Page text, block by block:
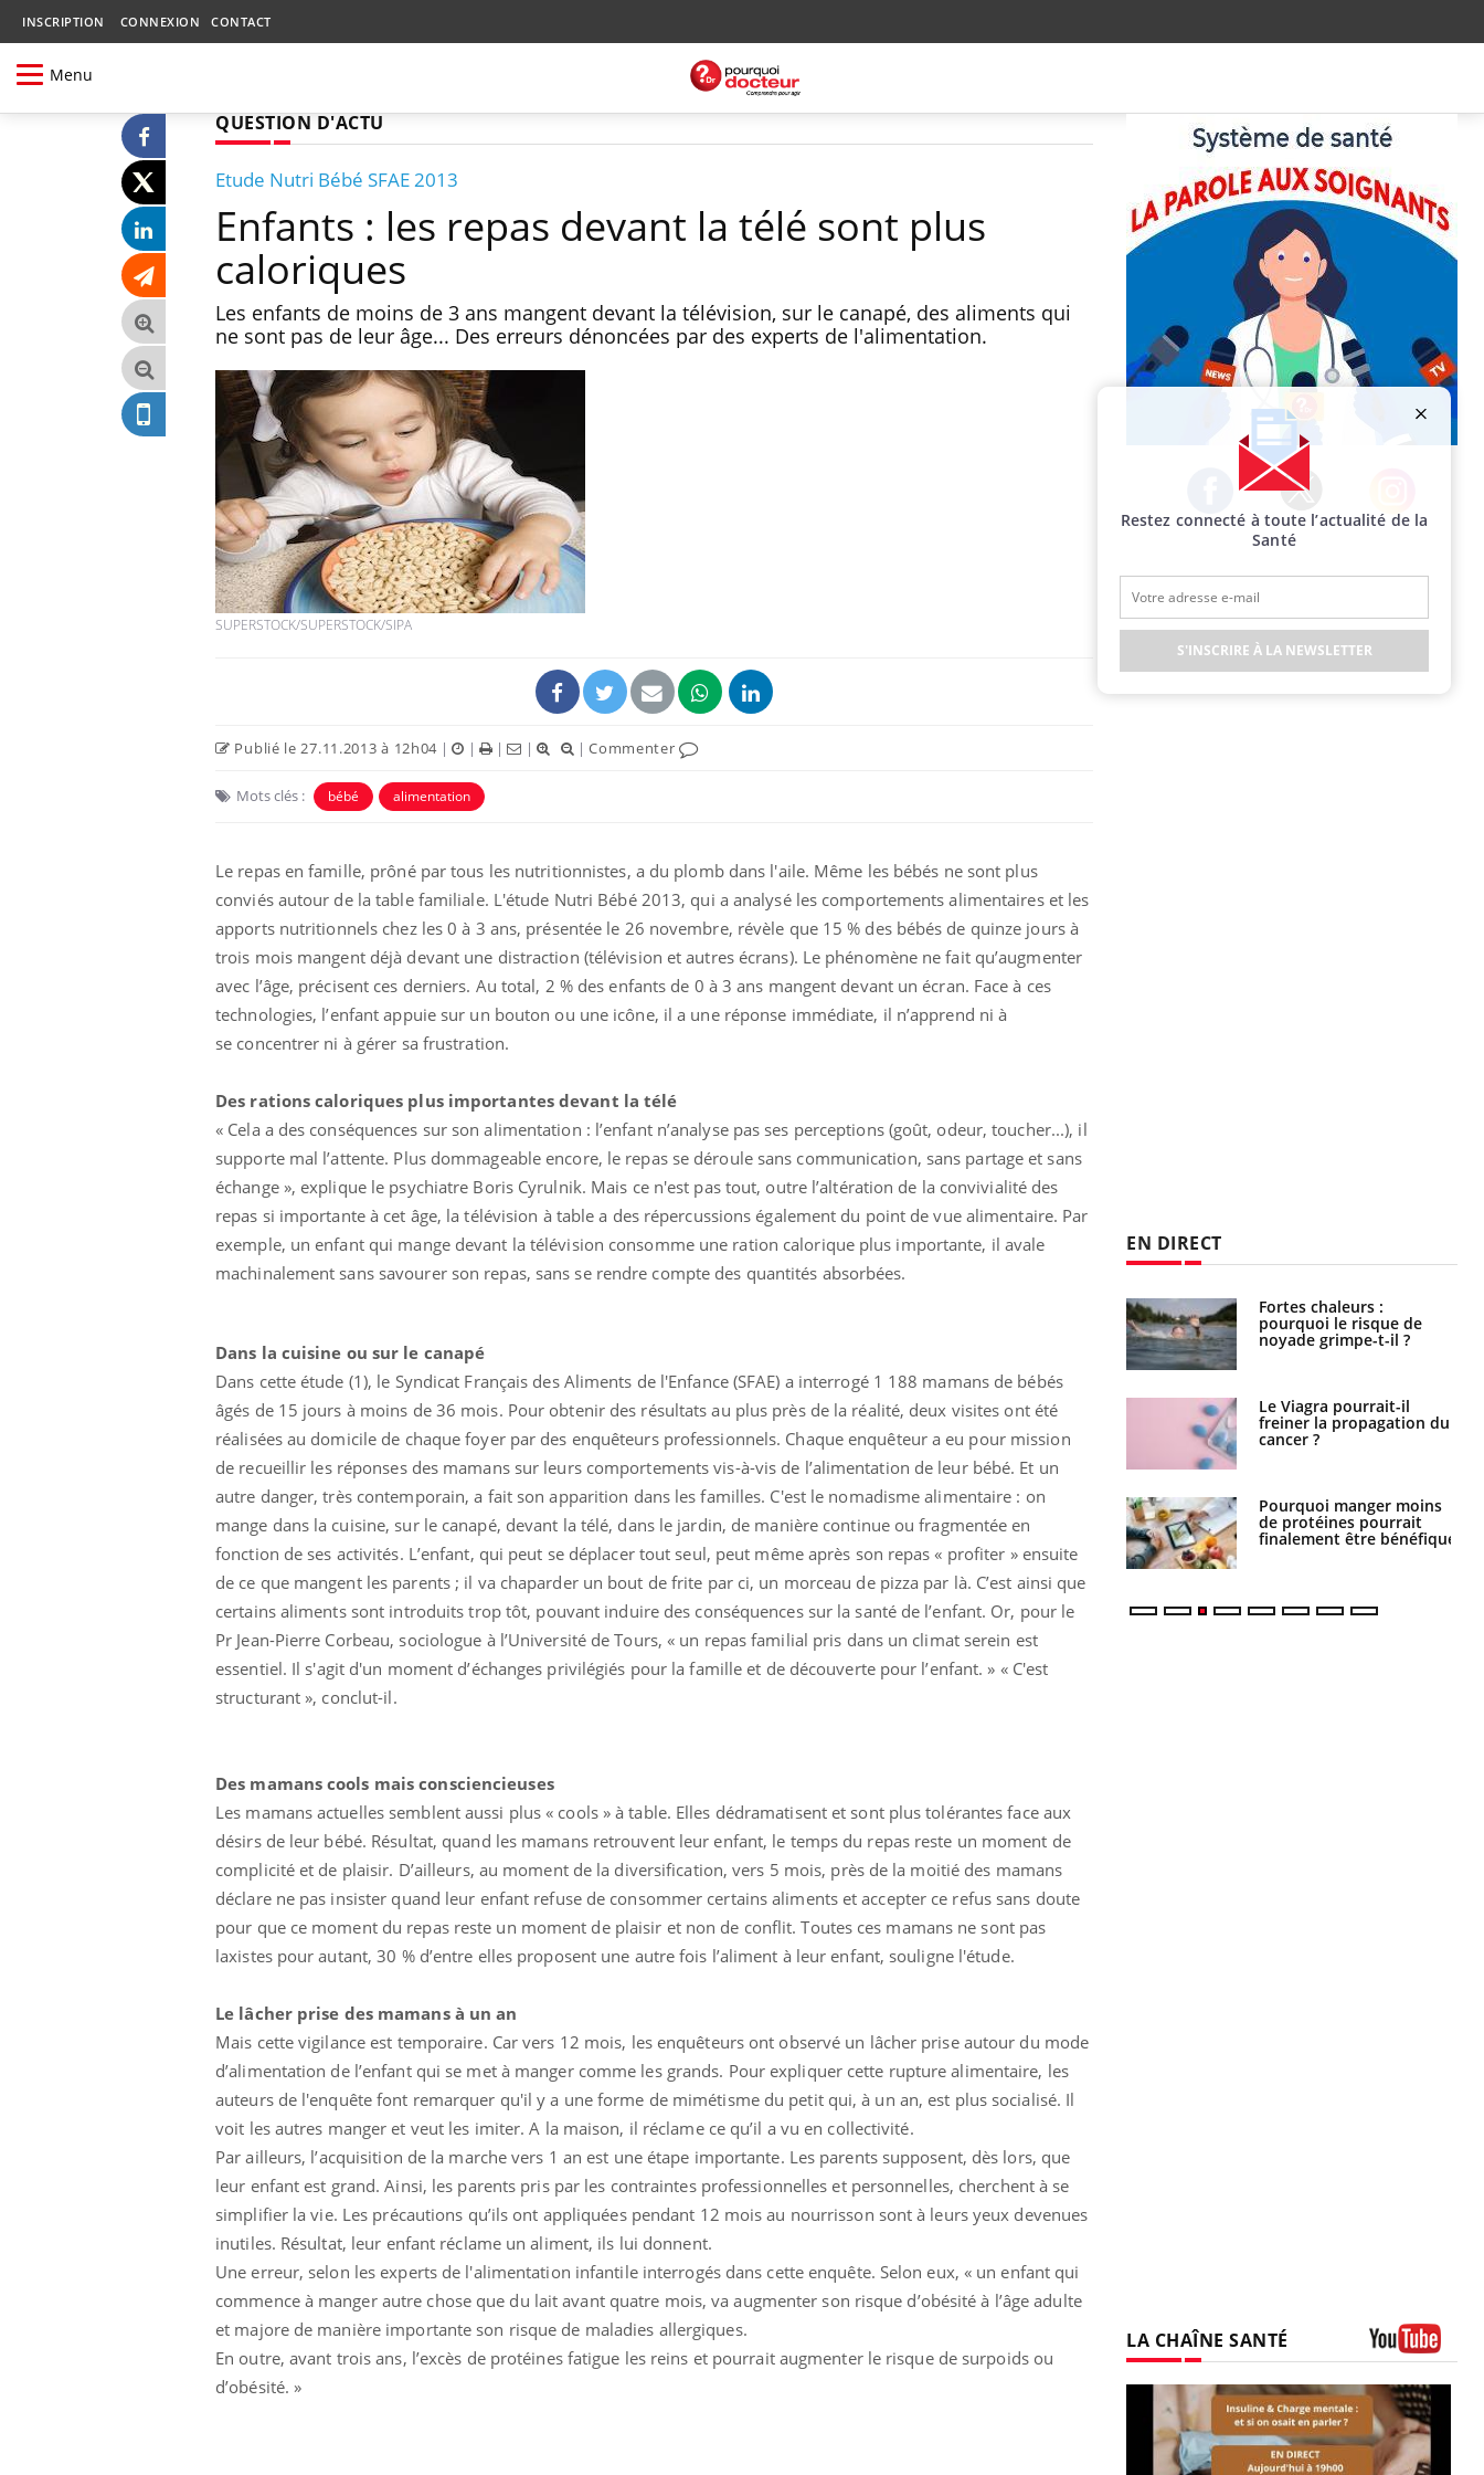
INSCRIPTION CONNEXION CONTACT
Menu
QUESTION D'ACTU
Etude Nutri Bébé SFAE 2013
Enfants : les repas devant la télé sont plus
caloriques
Les enfants de moins de 3 ans mangent devant la télévision, sur le canapé, des aliments qui
ne sont pas de leur âge... Des erreurs dénoncées par des experts de l'alimentation.
SUPERSTOCK/SUPERSTOCK/SIPA
Publié le 27.11.2013 à 12h04 | | | | |Commenter
Mots clés : bébé alimentation
Le repas en famille, prôné par tous les nutritionnistes, a du plomb dans l'aile. Même les bébés ne sont plus
conviés autour de la table familiale. L'étude Nutri Bébé 2013, qui a analysé les comportements alimentaires et les
apports nutritionnels chez les 0 à 3 ans, présentée le 26 novembre, révèle que 15 % des bébés de quinze jours à
trois mois mangent déjà devant une distraction (télévision et autres écrans). Le phénomène ne fait qu’augmenter
avec l’âge, précisent ces derniers. Au total, 2 % des enfants de 0 à 3 ans mangent devant un écran. Face à ces
technologies, l’enfant appuie sur un bouton ou une icône, il a une réponse immédiate, il n’apprend ni à
se concentrer ni à gérer sa frustration.
Des rations caloriques plus importantes devant la télé
« Cela a des conséquences sur son alimentation : l’enfant n’analyse pas ses perceptions (goût, odeur, toucher...), il
supporte mal l’attente. Plus dommageable encore, le repas se déroule sans communication, sans partage et sans
échange », explique le psychiatre Boris Cyrulnik. Mais ce n'est pas tout, outre l’altération de la convivialité des
repas si importante à cet âge, la télévision à table a des répercussions également du point de vue alimentaire. Par
exemple, un enfant qui mange devant la télévision consomme une ration calorique plus importante, il avale
machinalement sans savourer son repas, sans se rendre compte des quantités absorbées.
Dans la cuisine ou sur le canapé
Dans cette étude (1), le Syndicat Français des Aliments de l'Enfance (SFAE) a interrogé 1 188 mamans de bébés
âgés de 15 jours à moins de 36 mois. Pour obtenir des résultats au plus près de la réalité, deux visites ont été
réalisées au domicile de chaque foyer par des enquêteurs professionnels. Chaque enquêteur a eu pour mission
de recueillir les réponses des mamans sur leurs comportements vis-à-vis de l’alimentation de leur bébé. Et un
autre danger, très contemporain, a fait son apparition dans les familles. C'est le nomadisme alimentaire : on
mange dans la cuisine, sur le canapé, devant la télé, dans le jardin, de manière continue ou fragmentée en
fonction de ses activités. L’enfant, qui peut se déplacer tout seul, peut même après son repas « profiter » ensuite
de ce que mangent les parents ; il va chaparder un bout de frite par ci, un morceau de pizza par là. C’est ainsi que
certains aliments sont introduits trop tôt, pouvant induire des conséquences sur la santé de l’enfant. Or, pour le
Pr Jean-Pierre Corbeau, sociologue à l’Université de Tours, « un repas familial pris dans un climat serein est
essentiel. Il s'agit d'un moment d’échanges privilégiés pour la famille et de découverte pour l’enfant. » « C'est
structurant », conclut-il.
Des mamans cools mais consciencieuses
Les mamans actuelles semblent aussi plus « cools » à table. Elles dédramatisent et sont plus tolérantes face aux
désirs de leur bébé. Résultat, quand les mamans retrouvent leur enfant, le temps du repas reste un moment de
complicité et de plaisir. D’ailleurs, au moment de la diversification, vers 5 mois, près de la moitié des mamans
déclare ne pas insister quand leur enfant refuse de consommer certains aliments et accepter ce refus sans doute
pour que ce moment du repas reste un moment de plaisir et non de conflit. Toutes ces mamans ne sont pas
laxistes pour autant, 30 % d’entre elles proposent une autre fois l’aliment à leur enfant, souligne l'étude.
Le lâcher prise des mamans à un an
Mais cette vigilance est temporaire. Car vers 12 mois, les enquêteurs ont observé un lâcher prise autour du mode
d’alimentation de l’enfant qui se met à manger comme les grands. Pour expliquer cette rupture alimentaire, les
auteurs de l'enquête font remarquer qu'il y a une forme de mimétisme du petit qui, à un an, est plus socialisé. Il
voit les autres manger et veut les imiter. A la maison, il réclame ce qu’il a vu en collectivité.
Par ailleurs, l’acquisition de la marche vers 1 an est une étape importante. Les parents supposent, dès lors, que
leur enfant est grand. Ainsi, les parents pris par les contraintes professionnelles et personnelles, cherchent à se
simplifier la vie. Les précautions qu’ils ont appliquées pendant 12 mois au nourrisson sont à leurs yeux devenues
inutiles. Résultat, leur enfant réclame un aliment, ils lui donnent.
Une erreur, selon les experts de l'alimentation infantile interrogés dans cette enquête. Selon eux, « un enfant qui
commence à manger autre chose que du lait avant quatre mois, va augmenter son risque d’obésité à l’âge adulte
et majore de manière importante son risque de maladies allergiques.
En outre, avant trois ans, l’excès de protéines fatigue les reins et pourrait augmenter le risque de surpoids ou
d’obésité. »
Facebook Twitter Instagram
EN DIRECT
Les médicaments GLP-1
protègent-ils aussi les os
?
Cytomégalovirus : ce qui
change dans la prise en
charge des femmes
enceintes
VIH : la fin du comprimé
tous les jours se profile-t-
elle enfin ?
Pourquoi votre ventre
gâche-t-il les premiers
jours de vos vacances ?
Fortes chaleurs :
pourquoi le risque de
noyade grimpe-t-il ?
Le Viagra pourrait-il
freiner la propagation du
cancer ?
Pourquoi manger moins
de protéines pourrait
finalement être bénéfique
LA CHAÎNE SANTÉ
Restez connecté à toute l’actualité de la
Santé
S'INSCRIRE À LA NEWSLETTER